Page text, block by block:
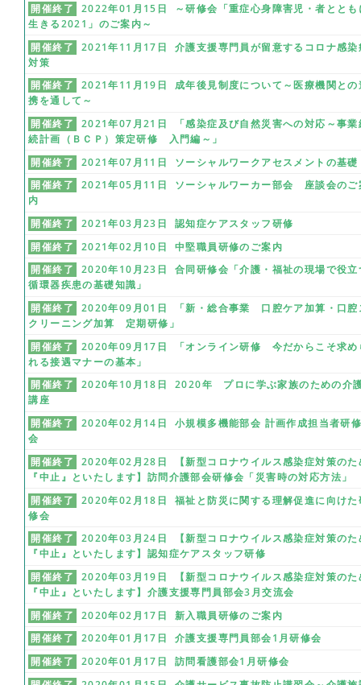
開催終了
2022年01月15日 ～研修会「重症心身障害児・者ととも
生きる2021」のご案内～
開催終了
2021年11月17日 介護支援専門員が留意するコロナ感染
対策
開催終了
2021年11月19日 成年後見制度について～医療機関との
携を通して～
開催終了
2021年07月21日 「感染症及び自然災害への対応～事業
続計画（ＢＣＰ）策定研修 入門編～」
開催終了
2021年07月11日 ソーシャルワークアセスメントの基礎
開催終了
2021年05月11日 ソーシャルワーカー部会 座談会のご
内
開催終了
2021年03月23日 認知症ケアスタッフ研修
開催終了
2021年02月10日 中堅職員研修のご案内
開催終了
2020年10月23日 合同研修会「介護・福祉の現場で役立
循環器疾患の基礎知識」
開催終了
2020年09月01日 「新・総合事業 口腔ケア加算・口腔
クリーニング加算 定期研修」
開催終了
2020年09月17日 「オンライン研修 今だからこそ求め
れる接遇マナーの基本」
開催終了
2020年10月18日 2020年 プロに学ぶ家族のための介
講座
開催終了
2020年02月14日 小規模多機能部会 計画作成担当者研
会
開催終了
2020年02月28日 【新型コロナウイルス感染症対策のた
『中止』といたします】訪問介護部会研修会「災害時の対応方法」
開催終了
2020年02月18日 福祉と防災に関する理解促進に向けた
修会
開催終了
2020年03月24日 【新型コロナウイルス感染症対策のた
『中止』といたします】認知症ケアスタッフ研修
開催終了
2020年03月19日 【新型コロナウイルス感染症対策のた
『中止』といたします】介護支援専門員部会3月交流会
開催終了
2020年02月17日 新入職員研修のご案内
開催終了
2020年01月17日 介護支援専門員部会1月研修会
開催終了
2020年01月17日 訪問看護部会1月研修会